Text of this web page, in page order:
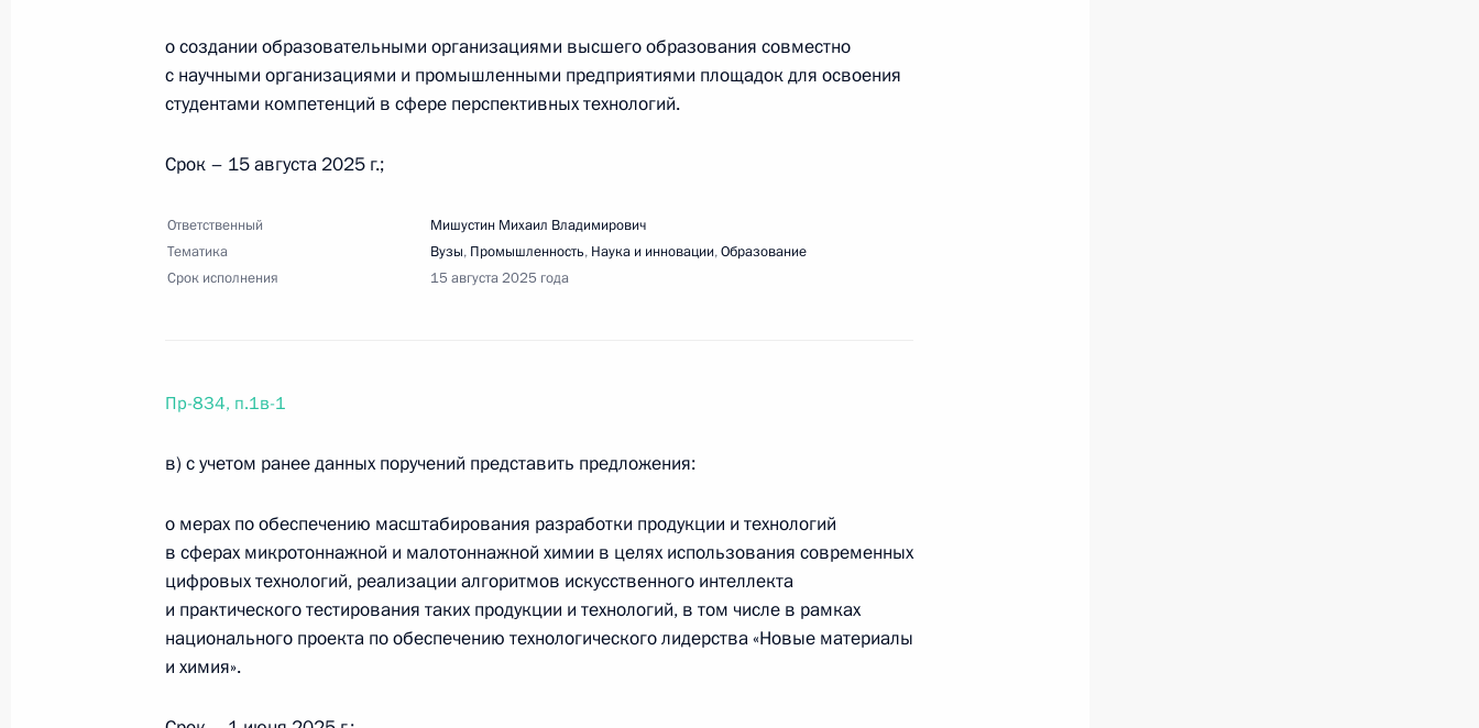
7 мая 2025 года, 18:00 17 поручений
18 апреля 2025 года, пятница
Форума будущих технологий, встречи с учёными
18 апреля 2025 года, 18:00 23 поручения
промышленников и предпринимателей
1 апреля 2025 года, вторник
Перечень поручений по итогам заседания попечительского совета МГУ имени
М.В.Ломоносова
1 апреля 2025 года, 21:20
о создании образовательными организациями высшего образования совместно
с научными организациями и промышленными предприятиями площадок для освоения
студентами компетенций в сфере перспективных технологий.
Срок – 15 августа 2025 г.;
Ответственный
Мишустин Михаил Владимирович
Тематика
Вузы, Промышленность, Наука и инновации,Образование
Срок исполнения
15 августа 2025 года
Пр-834, п.1в-1
в) с учетом ранее данных поручений представить предложения:
о мерах по обеспечению масштабирования разработки продукции и технологий
в сферах микротоннажной и малотоннажной химии в целях использования современных
цифровых технологий, реализации алгоритмов искусственного интеллекта
и практического тестирования таких продукции и технологий, в том числе в рамках
национального проекта по обеспечению технологического лидерства «Новые материалы
и химия».